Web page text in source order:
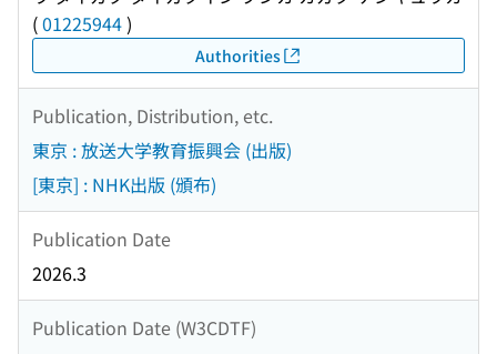
(01225944)
Authorities
Publication, Distribution, etc.
東京 : 放送大学教育振興会 (出版)
[東京] : NHK出版 (頒布)
Publication Date
2026.3
Publication Date (W3CDTF)